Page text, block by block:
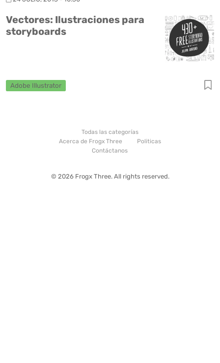
Vectores: Ilustraciones para
storyboards
Adobe Illustrator
Todas las categorías
Acerca de Frogx Three
Politicas
Contáctanos
© 2026 Frogx Three. All rights reserved.